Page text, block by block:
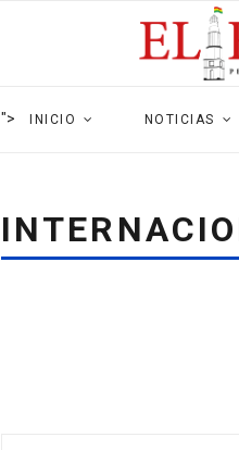
"> INICIO NOTICIAS